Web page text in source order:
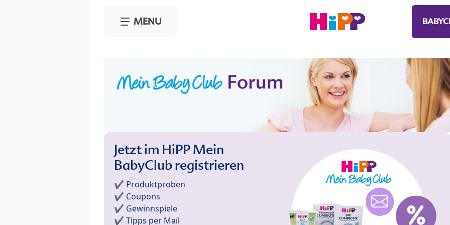
MENU
Jetzt im HiPP Mein
BabyClub registrieren
✔️ Produktproben
✔️ Coupons
✔️ Gewinnspiele
✔️ Tipps per Mail